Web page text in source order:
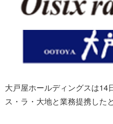
大戸屋ホールディングスは14
ス・ラ・大地と業務提携した